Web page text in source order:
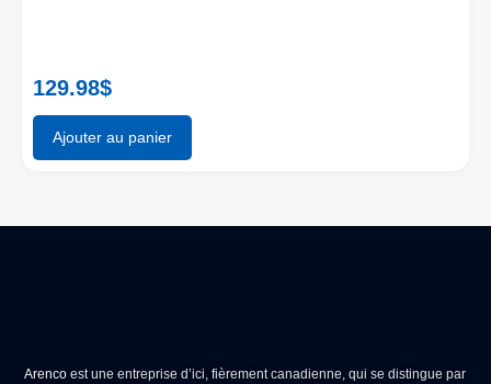
129.98$
Ajouter au panier
Arenco est une entreprise d’ici, fièrement canadienne, qui se distingue par